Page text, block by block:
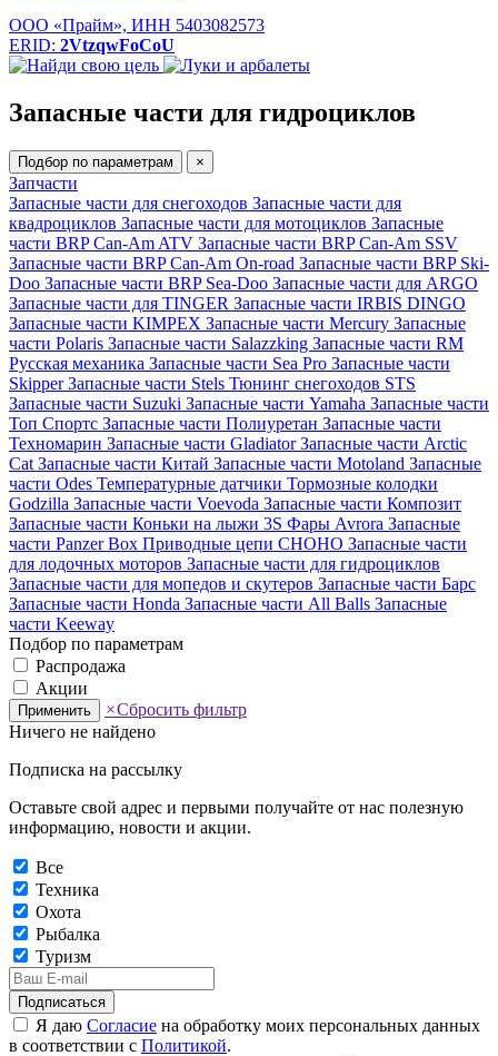
ООО «Прайм», ИНН 5403082573
ERID: 2VtzqwFoCoU
Запасные части для гидроциклов
Подбор по параметрам ×
Запчасти
Запасные части для снегоходов Запасные части для
квадроциклов Запасные части для мотоциклов Запасные
части BRP Can-Am ATV Запасные части BRP Can-Am SSV
Запасные части BRP Can-Am On-road Запасные части BRP Ski-
Doo Запасные части BRP Sea-Doo Запасные части для ARGO
Запасные части для TINGER Запасные части IRBIS DINGO
Запасные части KIMPEX Запасные части Mercury Запасные
части Polaris Запасные части Salazzking Запасные части RM
Русская механика Запасные части Sea Pro Запасные части
SkipperЗапасные части Stels Тюнинг снегоходов STS
Запасные части Suzuki Запасные части Yamaha Запасные части
Топ Спортс Запасные части Полиуретан Запасные части
Техномарин Запасные части GladiatorЗапасные части Arctic
Cat Запасные части Китай Запасные части Motoland Запасные
части Odes Температурные датчики Тормозные колодки
Godzilla Запасные части Voevoda Запасные части Композит
Запасные части Коньки на лыжи 3S Фары Avrora Запасные
части Panzer Box Приводные цепи CHOHO Запасные части
для лодочных моторов Запасные части для гидроциклов
Запасные части для мопедов и скутеров Запасные части Барс
Запасные части Honda Запасные части All Balls Запасные
части Keeway
Подбор по параметрам
Распродажа
Акции
Применить ×Сбросить фильтр
Ничего не найдено
Подписка на рассылку
Оставьте свой адрес и первыми получайте от нас полезную
информацию, новости и акции.
Все
Техника
Охота
Рыбалка
Туризм
Подписаться
Я даю Согласие на обработку моих персональных данных
в соответствии с Политикой.